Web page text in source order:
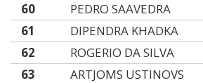
60
PEDRO SAAVEDRA
61
DIPENDRA KHADKA
62
ROGERIO DA SILVA
63
ARTJOMS USTINOVS